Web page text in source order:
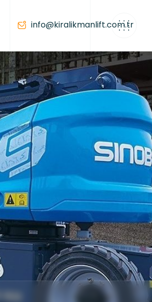
info@kiralikmanlift.com.tr